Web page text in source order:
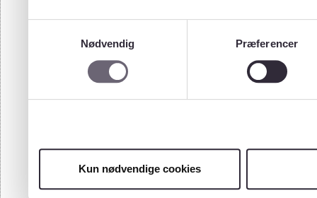
Nødvendig
Præferencer
Kun nødvendige cookies
97
100